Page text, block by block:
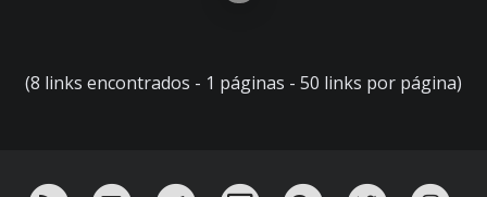
(8 links encontrados - 1 páginas - 50 links por página)